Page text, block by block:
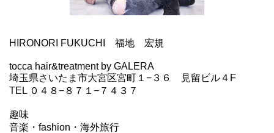
HIRONORI FUKUCHI 福地 宏規
tocca hair&treatment by GALERA
埼玉県さいたま市大宮区宮町１−３６ 見留ビル４F
TEL ０４８−８７１−７４３７
趣味
音楽・fashion・海外旅行